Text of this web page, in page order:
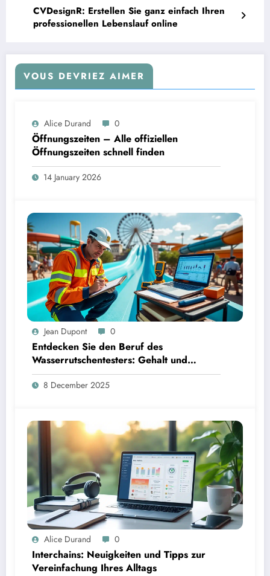
CVDesignR: Erstellen Sie ganz einfach Ihren
professionellen Lebenslauf online
VOUS DEVRIEZ AIMER
Alice Durand 0
Öffnungszeiten – Alle offiziellen
Öffnungszeiten schnell finden
14 January 2026
Jean Dupont 0
Entdecken Sie den Beruf des
Wasserrutschentesters: Gehalt und
Karrierechancen
8 December 2025
Alice Durand 0
Interchains: Neuigkeiten und Tipps zur
Vereinfachung Ihres Alltags